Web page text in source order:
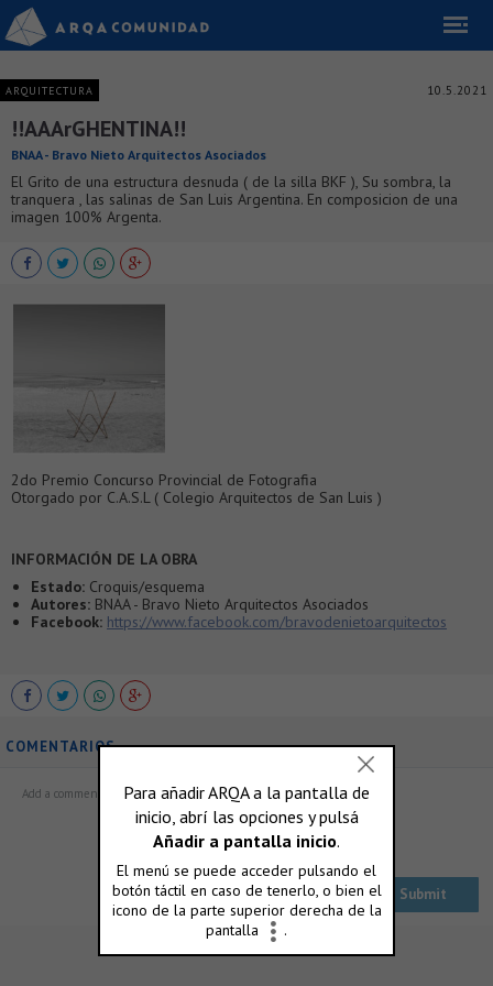
ARQUITECTURA 10.5.2021
!!AAArGHENTINA!!
BNAA - Bravo Nieto Arquitectos Asociados
El Grito de una estructura desnuda ( de la silla BKF ), Su sombra, la
tranquera , las salinas de San Luis Argentina. En composicion de una
imagen 100% Argenta.
2do Premio Concurso Provincial de Fotografia
Otorgado por C.A.S.L ( Colegio Arquitectos de San Luis )
INFORMACIÓN DE LA OBRA
Estado: Croquis/esquema
Autores: BNAA - Bravo Nieto Arquitectos Asociados
Facebook: https://www.facebook.com/bravodenietoarquitectos
COMENTARIOS
ó accedé con